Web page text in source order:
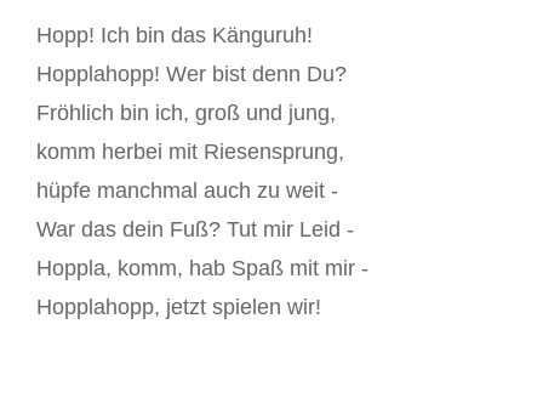
Hopp! Ich bin das Känguruh!
Hopplahopp! Wer bist denn Du?
Fröhlich bin ich, groß und jung,
komm herbei mit Riesensprung,
hüpfe manchmal auch zu weit -
War das dein Fuß? Tut mir Leid -
Hoppla, komm, hab Spaß mit mir -
Hopplahopp, jetzt spielen wir!